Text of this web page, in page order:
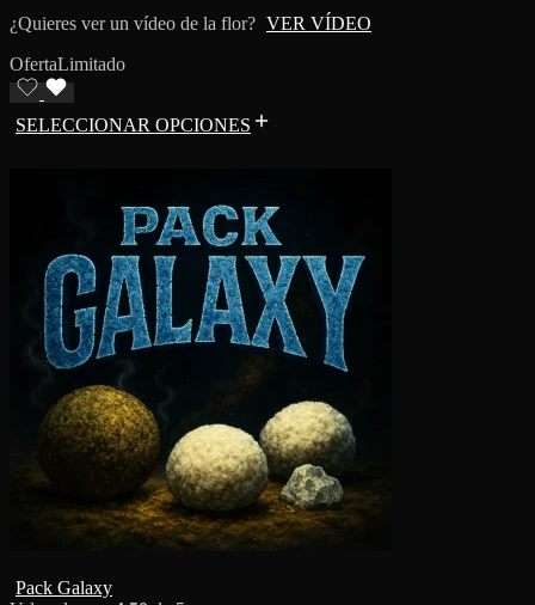
¿Quieres ver un vídeo de la flor? VER VÍDEO
OfertaLimitado
SELECCIONAR OPCIONES
Pack Galaxy